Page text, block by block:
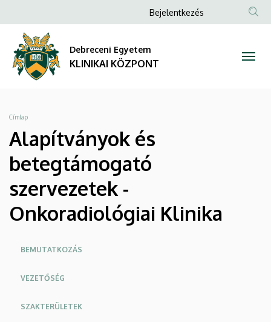
és
betegtámogató
szervezetek
Onkoradiológiai
Klinika
KLINIKAI
a
tartalomra
Anonim
fiók
menüje
Bejelentkezés
Debreceni Egyetem
KLINIKAI KÖZPONT
Morzsa
Címlap
Alapítványok és
betegtámogató
szervezetek -
Onkoradiológiai Klinika
Oldalmenü
BEMUTATKOZÁS
VEZETŐSÉG
SZAKTERÜLETEK